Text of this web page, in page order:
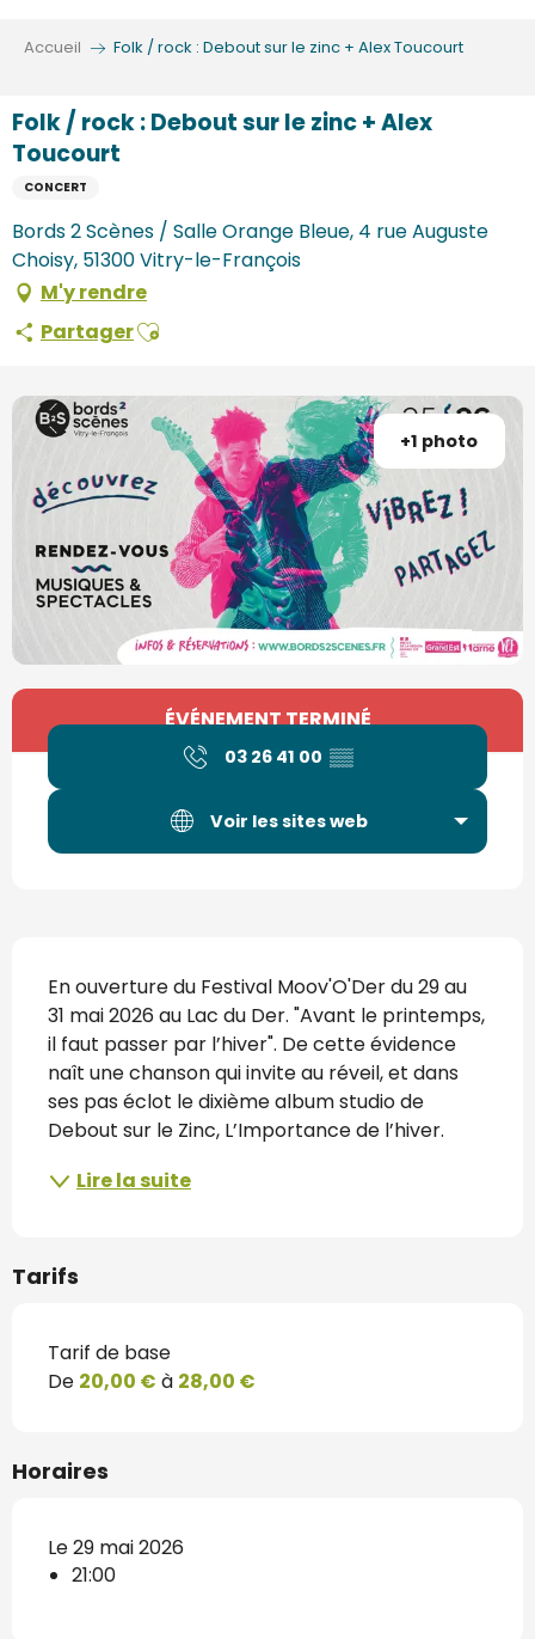
Accueil Folk / rock : Debout sur le zinc + Alex Toucourt
Folk / rock : Debout sur le zinc + Alex
Toucourt
CONCERT
Bords 2 Scènes / Salle Orange Bleue, 4 rue Auguste
Choisy, 51300 Vitry-le-François
M'y rendre
PartagerAjouter aux favoris
+1 photo
Ouverture et coordonnées
ÉVÉNEMENT TERMINÉ
03 26 41 00 ▒▒
Voir les sites web
En ouverture du Festival Moov'O'Der du 29 au
31 mai 2026 au Lac du Der. "Avant le printemps,
il faut passer par l’hiver". De cette évidence
naît une chanson qui invite au réveil, et dans
ses pas éclot le dixième album studio de
Debout sur le Zinc, L’Importance de l’hiver.
Lire la suite
Tarifs
Tarif de base
De 20,00 € à 28,00 €
Horaires
Le 29 mai 2026
21:00